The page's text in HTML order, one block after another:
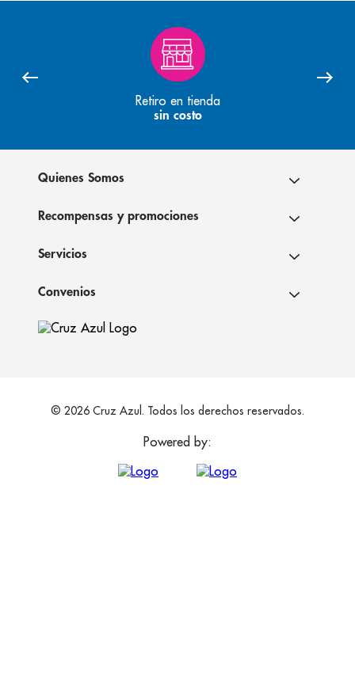
Retiro en tienda
sin costo
Quienes Somos
Recompensas y promociones
Servicios
Convenios
© 2026 Cruz Azul. Todos los derechos reservados.
Powered by: